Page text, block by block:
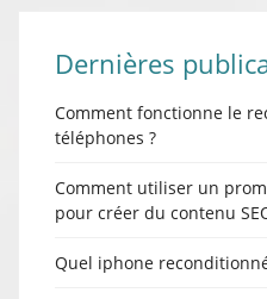
Dernières
Comment fonctionne le
téléphones ?
Comment utiliser un
pour créer du contenu
Quel iphone